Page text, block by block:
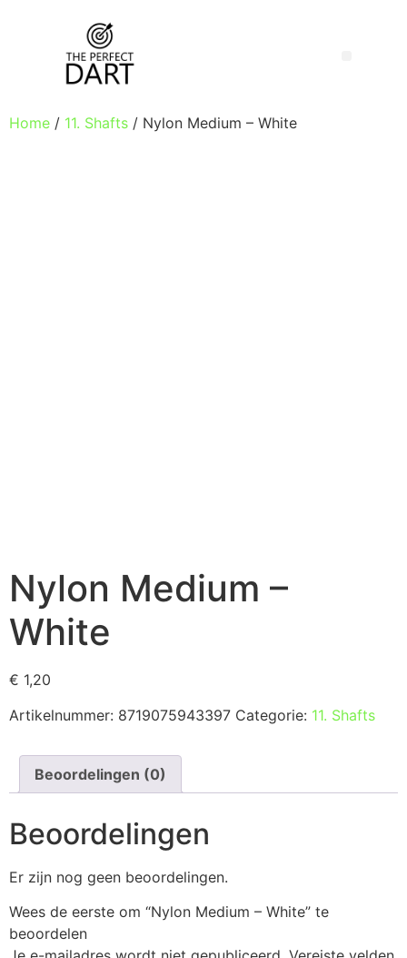
Home / 11. Shafts / Nylon Medium – White
Nylon Medium –
White
€ 1,20
Artikelnummer: 8719075943397 Categorie: 11. Shafts
Beoordelingen (0)
Beoordelingen
Er zijn nog geen beoordelingen.
Wees de eerste om “Nylon Medium – White” te
beoordelen